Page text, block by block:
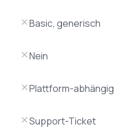
Basic, generisch
Nein
Plattform-abhängig
Support-Ticket